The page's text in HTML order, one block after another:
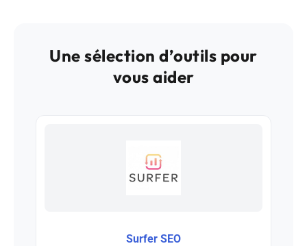
Une sélection d’outils pour
vous aider
Surfer SEO